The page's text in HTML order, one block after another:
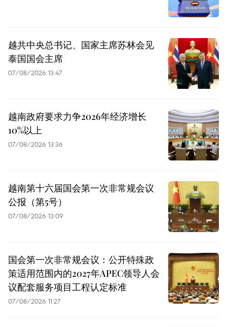
越共中央总书记、国家主席苏林会见
泰国国会主席
07/08/2026 13:47
越南政府要求力争2026年经济增长
10%以上
07/08/2026 13:36
越南第十六届国会第一次非常规会议
公报（第5号）
07/08/2026 13:09
国会第一次非常规会议：公开特殊政
策适用范围内的2027年APEC领导人会
议配套服务项目工程认定标准
07/08/2026 11:27